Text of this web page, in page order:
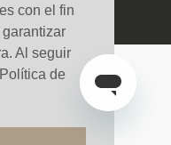
con el fin
Al seguir
de
seguro